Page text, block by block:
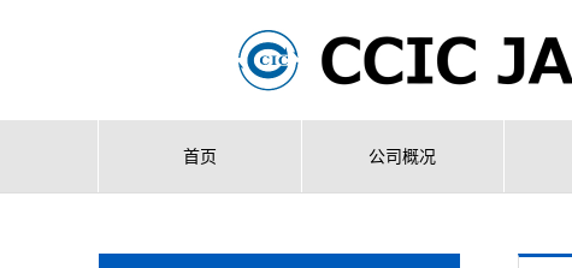
首页 公司概况